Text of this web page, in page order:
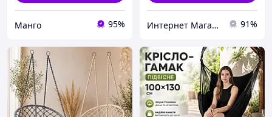
Манго 95% Интернет Магазин "StepShop" 91%